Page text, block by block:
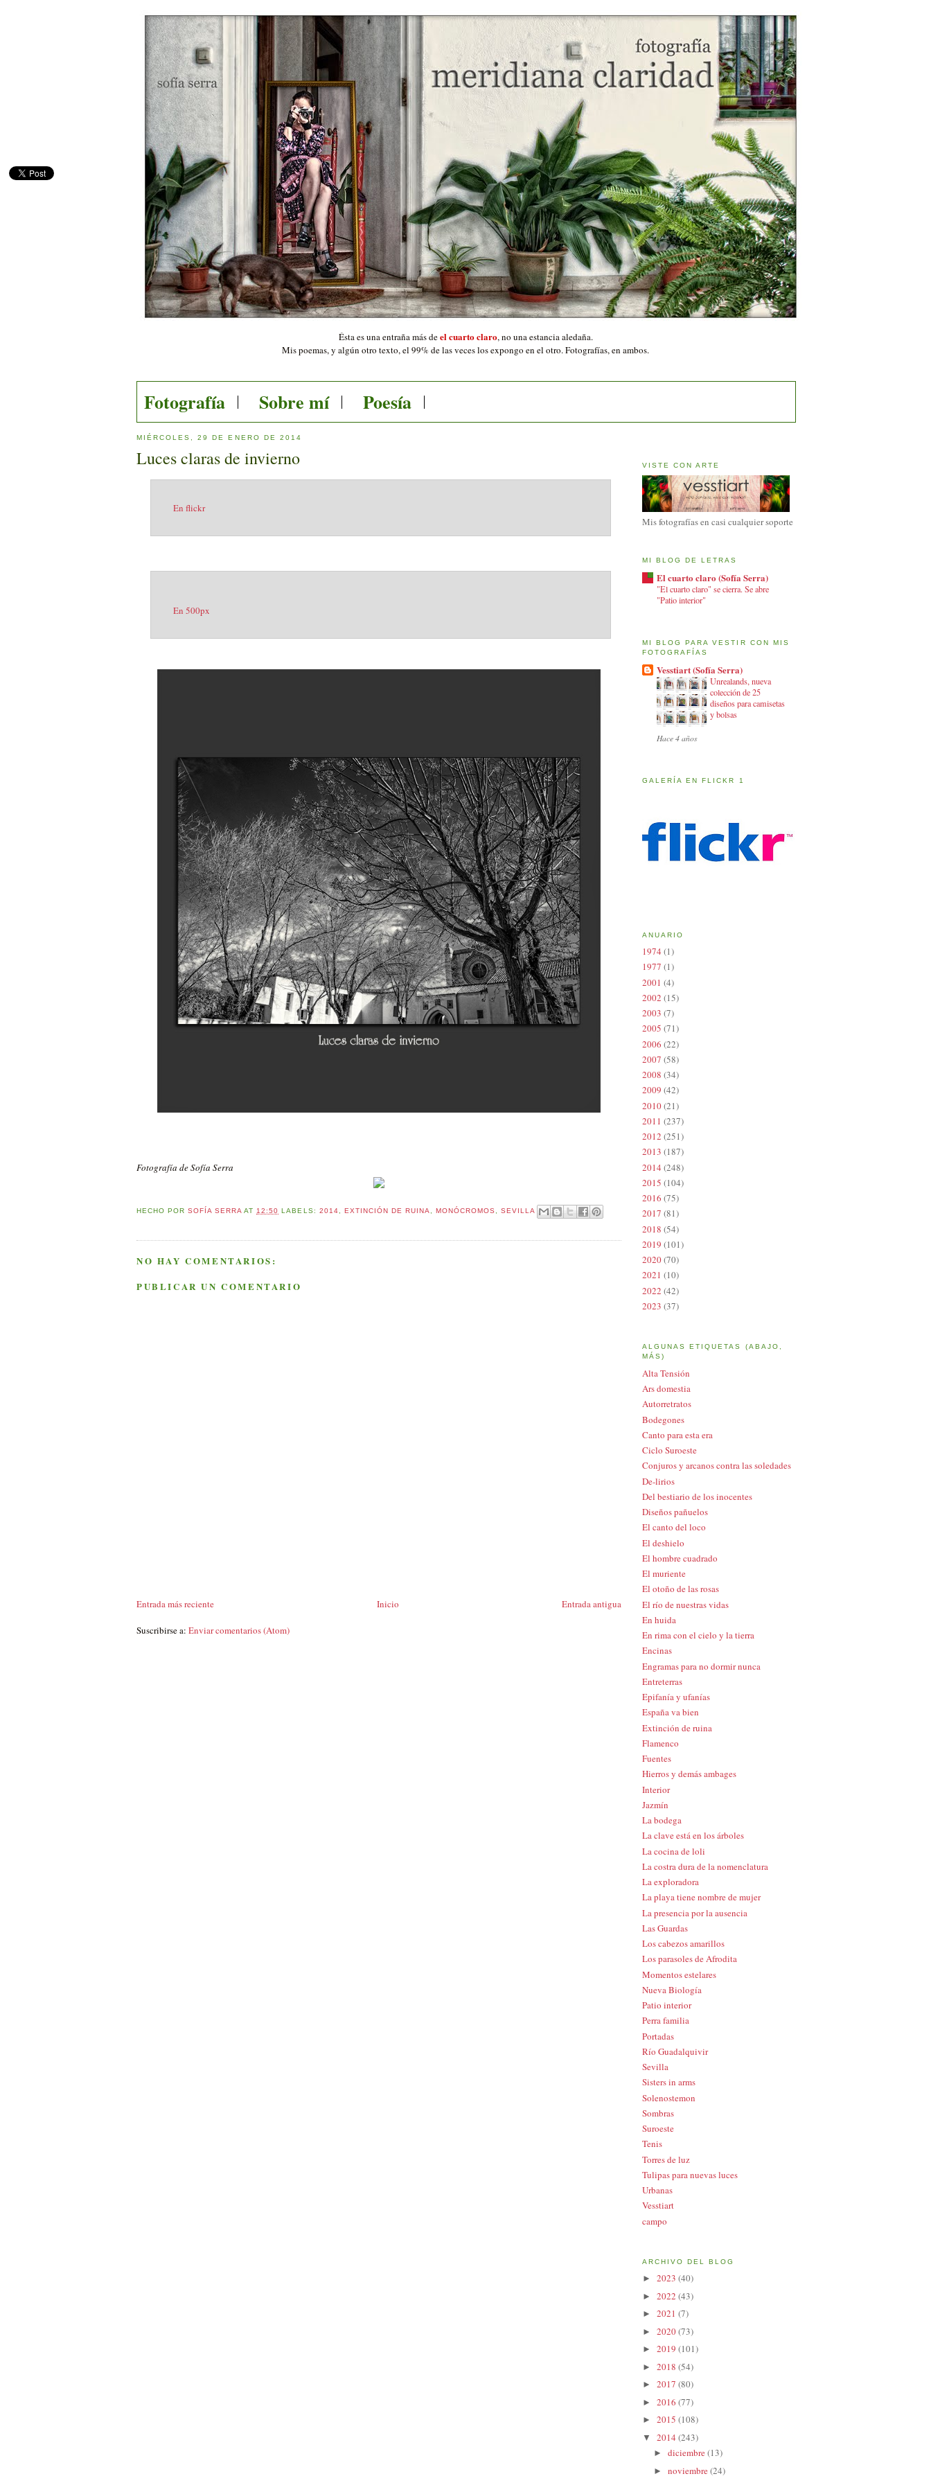
Ésta es una entraña más deel cuarto claro,no una estancia aledaña.
Mis poemas, y algún otro texto, el 99% de las veces los expongo en el otro. Fotografías, en ambos.
Fotografía Sobre mí Poesía
MIÉRCOLES, 29 DE ENERO DE 2014
Luces claras de invierno
En flickr
En 500px
Fotografía de Sofía Serra
HECHO PORSOFÍA SERRAAT 12:50 LABELS: 2014 EXTINCIÓN DE RUINA MONÓCROMOS ,SEVILLA
NO HAY COMENTARIOS:
PUBLICAR UN COMENTARIO
Entrada más reciente Entrada antigua
Inicio
Suscribirse a: Enviar comentarios (Atom)
VISTE CON ARTE
Mis fotografías en casi cualquier soporte
MI BLOG DE LETRAS
El cuarto claro (Sofía Serra)
"El cuarto claro" se cierra. Se abre
"Patio interior"
MI BLOG PARA VESTIR CON MIS
FOTOGRAFÍAS
Vesstiart (Sofía Serra)
Unrealands, nueva
colección de 25
diseños para camisetas
y bolsas
Hace 4 años
GALERÍA EN FLICKR 1
ANUARIO
1974 (1)
1977 (1)
2001 (4)
2002 (15)
2003 (7)
2005 (71)
2006 (22)
2007 (58)
2008 (34)
2009 (42)
2010(21)
2011 (237)
2012 (251)
2013 (187)
2014 (248)
2015 (104)
2016 (75)
2017 (81)
2018 (54)
2019 (101)
2020(70)
2021 (10)
2022 (42)
2023 (37)
ALGUNAS ETIQUETAS (ABAJO,
MÁS)
Alta Tensión
Ars domestia
Autorretratos
Bodegones
Canto para esta era
Ciclo Suroeste
Conjuros y arcanos contra las soledades
De-lirios
Del bestiario de los inocentes
Diseños pañuelos
El canto del loco
El deshielo
El hombre cuadrado
El muriente
El otoño de las rosas
El río de nuestras vidas
En huida
En rima con el cielo y la tierra
Encinas
Engramas para no dormir nunca
Entreterras
Epifanía y ufanías
España va bien
Extinción de ruina
Flamenco
Fuentes
Hierros y demás ambages
Interior
Jazmín
La bodega
La clave está en los árboles
La cocina de loli
La costra dura de la nomenclatura
La exploradora
La playa tiene nombre de mujer
La presencia por la ausencia
Las Guardas
Los cabezos amarillos
Los parasoles de Afrodita
Momentos estelares
Nueva Biología
Patio interior
Perra familia
Portadas
Río Guadalquivir
Sevilla
Sisters in arms
Solenostemon
Sombras
Suroeste
Tenis
Torres de luz
Tulipas para nuevas luces
Urbanas
Vesstiart
campo
ARCHIVO DEL BLOG
► 2023 (40)
► 2022 (43)
► 2021 (7)
► 2020(73)
► 2019 (101)
► 2018 (54)
► 2017 (80)
► 2016 (77)
► 2015 (108)
▼ 2014 (243)
► diciembre(13)
► noviembre(24)